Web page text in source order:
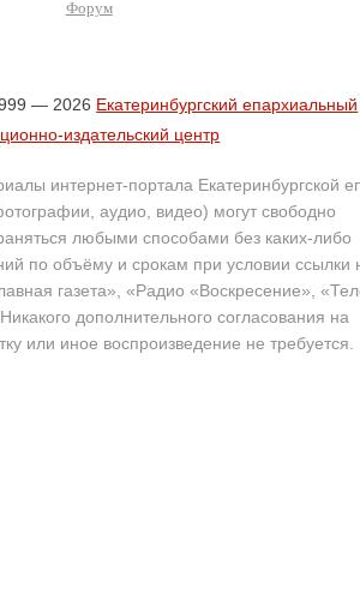
Форум
— 2026 Екатеринбургский епархиальный
издательский центр
интернет-портала Екатеринбургской
аудио, видео) могут свободно
любыми способами без каких-либо
по объёму и срокам при условии ссылки
газета», «Радио «Воскресение»,
дополнительного согласования на
или иное воспроизведение не требуется.